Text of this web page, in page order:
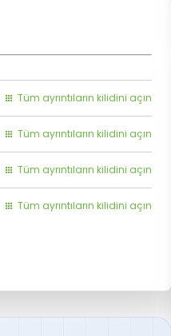
Tüm ayrıntıların kilidini açın
Tüm ayrıntıların kilidini açın
Tüm ayrıntıların kilidini açın
Tüm ayrıntıların kilidini açın